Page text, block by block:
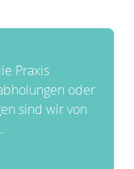
Praxis
oder
sind wir von